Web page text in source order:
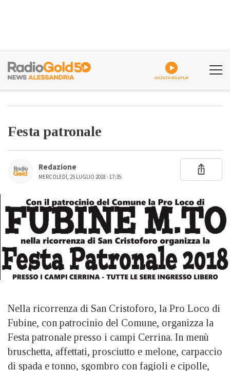
ASCOLTA GOLDPLAY
Festa patronale
Redazione
MERCOLEDÌ, 25 LUGLIO 2018 - 17:35
Nella ricorrenza di San Cristoforo, la Pro Loco di
Fubine, con patrocinio del Comune, organizza la
Festa patronale presso i campi Cerrina. In menù
bruschetta, affettati, prosciutto e melone, carpaccio
di spada e tonno, sgombro con fagioli e cipolle,